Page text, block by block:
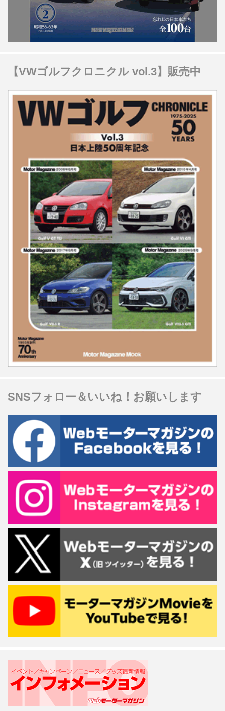
【VWゴルフクロニクル vol.3】販売中
SNSフォロー＆いいね！お願いします